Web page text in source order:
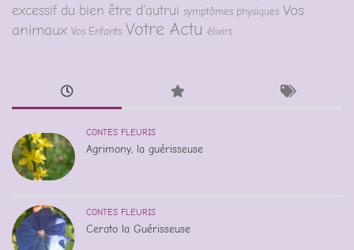
excessif du bien être d'autrui symptômes physiques Vos
animaux Vos Enfants Votre Actu élixirs
CONTES FLEURIS
Agrimony, la guérisseuse
CONTES FLEURIS
Cerato la Guérisseuse